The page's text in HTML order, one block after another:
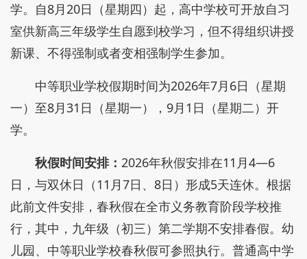
学。自8月20日（星期四）起，高中学校可开放自习
室供新高三年级学生自愿到校学习，但不得组织讲授
新课、不得强制或者变相强制学生参加。
中等职业学校假期时间为2026年7月6日（星期
一）至8月31日（星期一），9月1日（星期二）开
学。
秋假时间安排： 2026年秋假安排在11月4—6
日，与双休日（11月7日、8日）形成5天连休。根据
此前文件安排，春秋假在全市义务教育阶段学校推
行，其中，九年级（初三）第二学期不安排春假。幼
儿园、中等职业学校春秋假可参照执行。普通高中学